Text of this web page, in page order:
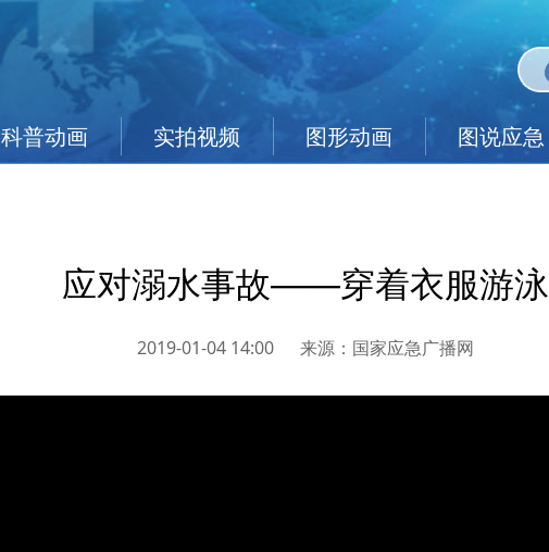
科普动画 实拍视频 图形动画 图说应急
应对溺水事故——穿着衣服游泳
2019-01-04 14:00 来源： 国家应急广播网